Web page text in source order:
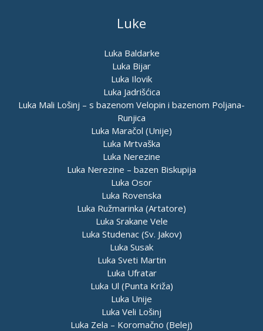
Luke
Luka Baldarke
Luka Bijar
Luka Ilovik
Luka Jadrišćica
Luka Mali Lošinj – s bazenom Velopin i bazenom Poljana-
Runjica
Luka Maračol (Unije)
Luka Mrtvaška
Luka Nerezine
Luka Nerezine – bazen Biskupija
Luka Osor
Luka Rovenska
Luka Ružmarinka (Artatore)
Luka Srakane Vele
Luka Studenac (Sv. Jakov)
Luka Susak
Luka Sveti Martin
Luka Ufratar
Luka Ul (Punta Križa)
Luka Unije
Luka Veli Lošinj
Luka Zela – Koromačno (Belej)